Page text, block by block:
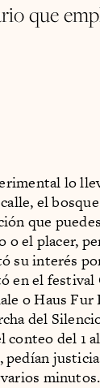
que
lo
el
que
o el placer,
su interés
en el festival
o Haus
del
conteo del 1